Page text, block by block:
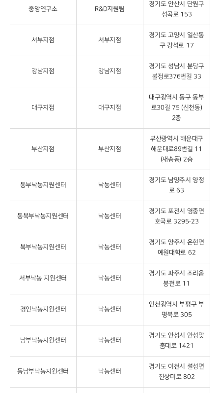
중앙연구소 R&D지원팀
경기도 안산시 단원구
성곡로 153
서부지점 서부지점
경기도 고양시 일산동
구 강석로 17
강남지점 강남지점
경기도 성남시 분당구
불정로376번길 33
대구지점 대구지점
대구광역시 동구 동부
로30길 75 (신천동)
2층
부산지점 부산지점
부산광역시 해운대구
해운대로89번길 11
(재송동) 2층
동부낙농지원센터 낙농센터
경기도 남양주시 양정
로 63
동북부낙농지원센터 낙농센터
경기도 포천시 영중면
호국로 3295-23
북부낙농지원센터 낙농센터
경기도 양주시 은현면
예원대학로 62
서부낙농 지원센터 낙농센터
경기도 파주시 조리읍
봉천로 11
경인낙농지원센터 낙농센터
인천광역시 부평구 부
평북로 305
남부낙농지원센터 낙농센터
경기도 안성시 안성맞
춤대로 1421
동남부낙농지원센터 낙농센터
경기도 이천시 설성면
진상미로 802